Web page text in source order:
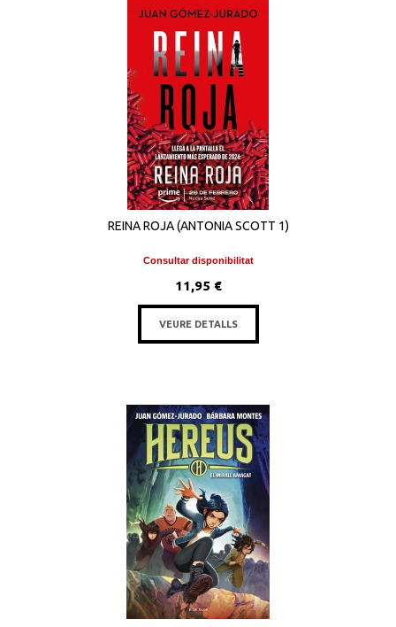
REINA ROJA (ANTONIA SCOTT 1)
Consultar disponibilitat
11,95 €
VEURE DETALLS